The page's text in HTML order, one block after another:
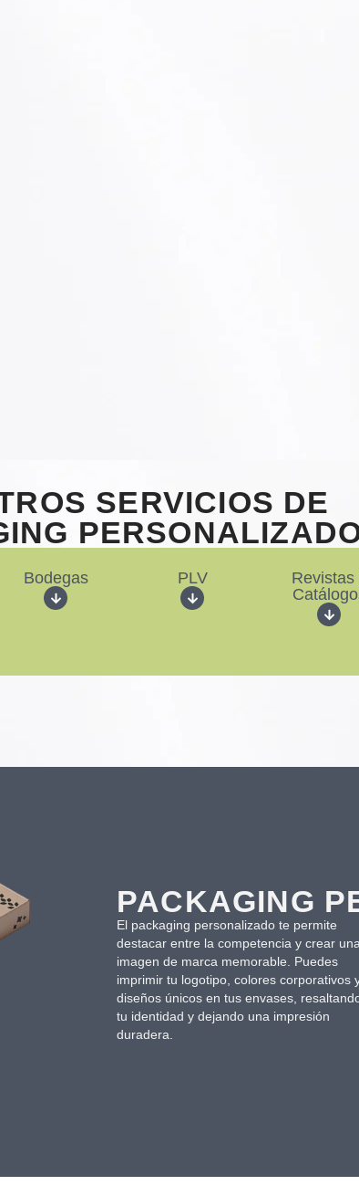
SERVICIOS DE
Bodegas PLV
Revistas
PACKAGING
El packaging personalizado te permite
destacar entre la competencia y crear una
imagen de marca memorable. Puedes
imprimir tu logotipo, colores corporativos
diseños únicos en tus envases,
tu identidad y dejando una impresión
duradera.